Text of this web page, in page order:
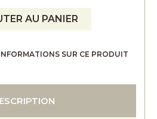
AU PANIER
SUR CE PRODUIT